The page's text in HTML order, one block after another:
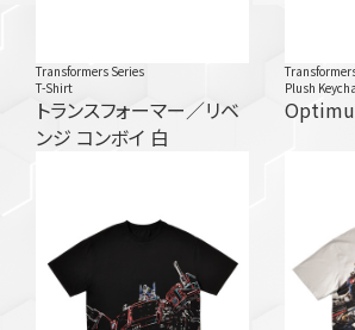
Transformers Series
T-Shirt
トランスフォーマー／リベ
ンジ コンボイ 白
Plush